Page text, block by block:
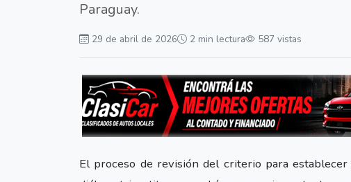
Paraguay.
29 de abril de 2026 2 min lectura 587 vistas
El proceso de revisión del criterio para